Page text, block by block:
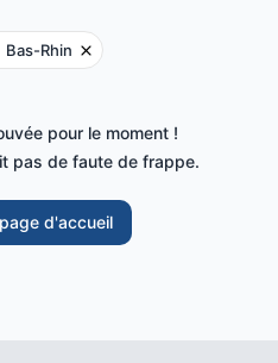
Bas-Rhin
pour le moment !
pas de faute de frappe.
d'accueil